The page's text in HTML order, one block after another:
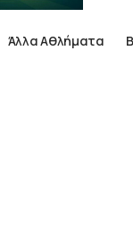
Άλλα Αθλήματα